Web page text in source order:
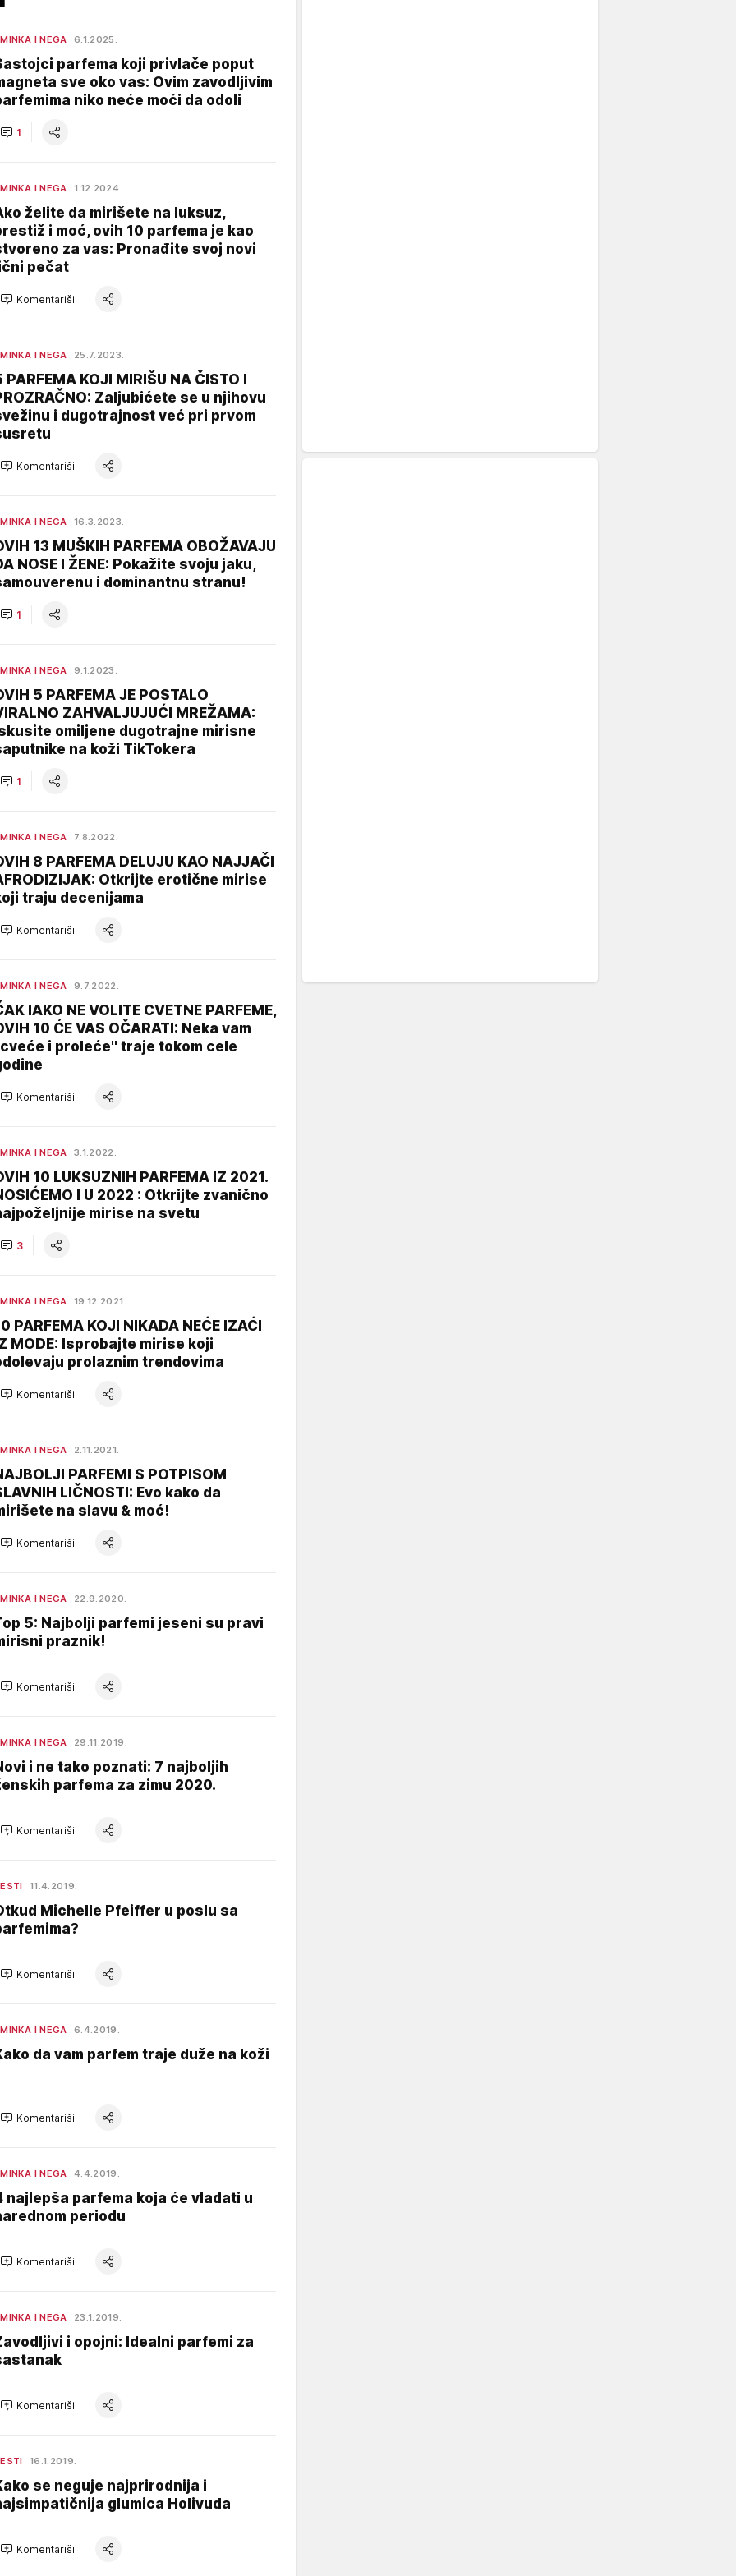
I NEGA 6.1.2025.
parfema koji privlače poput
sve oko vas: Ovim zavodljivim
niko neće moći da odoli
1
I NEGA 1.12.2024.
želite da mirišete na luksuz,
i moć, ovih 10 parfema je kao
za vas: Pronađite svoj novi
pečat
Komentariši
I NEGA 25.7.2023.
PARFEMA KOJI MIRIŠU NA ČISTO I
Zaljubićete se u njihovu
i dugotrajnost već pri prvom
Komentariši
I NEGA 16.3.2023.
13 MUŠKIH PARFEMA OBOŽAVAJU
NOSE I ŽENE: Pokažite svoju jaku,
i dominantnu stranu!
1
I NEGA 9.1.2023.
5 PARFEMA JE POSTALO
ZAHVALJUJUĆI MREŽAMA:
omiljene dugotrajne mirisne
na koži TikTokera
1
I NEGA 7.8.2022.
8 PARFEMA DELUJU KAO NAJJAČI
Otkrijte erotične mirise
traju decenijama
Komentariši
I NEGA 9.7.2022.
IAKO NE VOLITE CVETNE PARFEME,
10 ĆE VAS OČARATI: Neka vam
i proleće'' traje tokom cele
Komentariši
I NEGA 3.1.2022.
10 LUKSUZNIH PARFEMA IZ 2021.
I U 2022 : Otkrijte zvanično
mirise na svetu
3
I NEGA 19.12.2021.
PARFEMA KOJI NIKADA NEĆE IZAĆI
MODE: Isprobajte mirise koji
prolaznim trendovima
Komentariši
I NEGA 2.11.2021.
PARFEMI S POTPISOM
LIČNOSTI: Evo kako da
na slavu & moć!
Komentariši
I NEGA 22.9.2020.
5: Najbolji parfemi jeseni su pravi
praznik!
Komentariši
I NEGA 29.11.2019.
i ne tako poznati: 7 najboljih
parfema za zimu 2020.
Komentariši
11.4.2019.
Michelle Pfeiffer u poslu sa
Komentariši
I NEGA 6.4.2019.
da vam parfem traje duže na koži
Komentariši
I NEGA 4.4.2019.
najlepša parfema koja će vladati u
periodu
Komentariši
I NEGA 23.1.2019.
i opojni: Idealni parfemi za
Komentariši
16.1.2019.
se neguje najprirodnija i
glumica Holivuda
Komentariši